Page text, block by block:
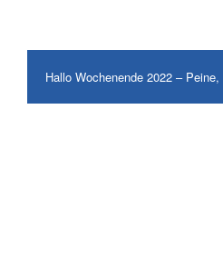
Hallo Wochenende 2022 –